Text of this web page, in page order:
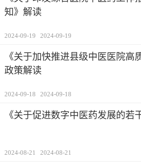
知》解读
2024-09-19 2024-09-19
《关于加快推进县级中医医院高
政策解读
2024-09-18 2024-09-18
《关于促进数字中医药发展的若
2024-08-21 2024-08-21